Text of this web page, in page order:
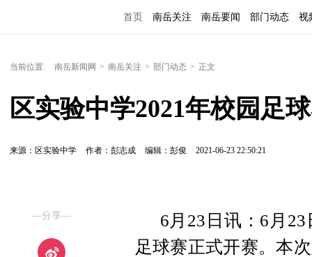
首页 南岳关注 南岳要闻 部门动态 视
当前位置: 南岳新闻网 > 南岳关注 > 部门动态 > 正文
区实验中学2021年校园足
来源：区实验中学 作者：彭志成 编辑：彭俊 2021-06-23 22:50:21
—分享—
6月23日讯：6月
足球赛正式开赛。本